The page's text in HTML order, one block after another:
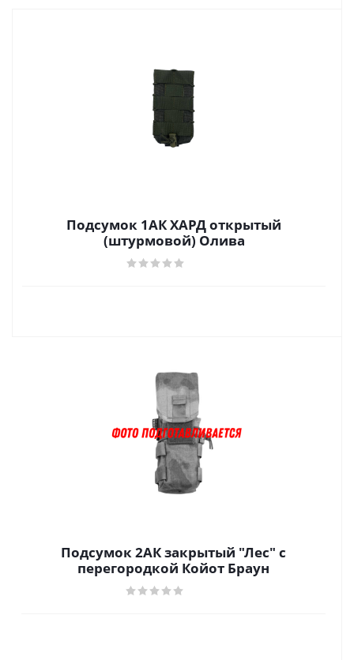
Подсумок 1АК ХАРД открытый
(штурмовой) Олива
Подсумок 2АК закрытый "Лес" с
перегородкой Койот Браун